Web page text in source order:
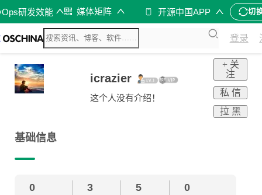
研发效能 媒体矩阵 开源中国APP 切
登录
icrazier
这个人没有介绍！
+ 关
注
私 信
拉 黑
基础信息
0 3 5 0